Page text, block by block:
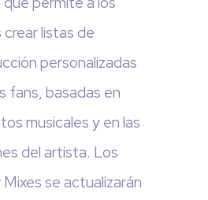
listas de
personalizadas
fans, basadas en
musicales y en las
del artista. Los
se actualizarán